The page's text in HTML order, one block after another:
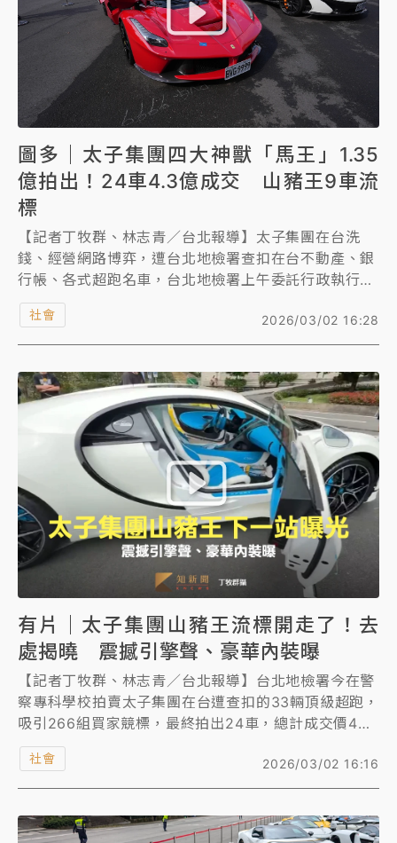
清洗後匯入台灣，購買名車、精品及豪宅，並支應集團
圖多｜太子集團四大神獸「馬王」1.35
億拍出！24車4.3億成交 山豬王9車流
標
【記者丁牧群、林志青／台北報導】太子集團在台洗
錢、經營網路博弈，遭台北地檢署查扣在台不動產、銀
行帳、各式超跑名車，台北地檢署上午委託行政執行署
台北分署，在警察專科學校拍賣BUGATTI山豬王等33
輛豪車，吸引逾200買家競標，其中「四大神獸」之一
的「蛙王」保時捷918 SPYDER以5600萬元拍出；
達人謝瑞益；Bugatti山豬王Chiron sport起標價
9500萬，但最終流標。
今天拍賣共計拍出24車，共計進帳4億3662萬元，其
餘9輛流標。
2026/03/02 16:28
社會
有片｜太子集團山豬王流標開走了！去
處揭曉 震撼引擎聲、豪華內裝曝
【記者丁牧群、林志青／台北報導】台北地檢署今在警
察專科學校拍賣太子集團在台遭查扣的33輛頂級超跑，
吸引266組買家競標，最終拍出24車，總計成交價4億
3662萬元，價值1.5億元的Bugatti山豬王Chiron
sport、限量款法拉利MONZA SP2、麥拉倫P1等9車
則流標。台北地檢署表示，今天未拍定的9車將存放在
賣。山豬王等9車於拍賣結束後，由專人發動開上運輸
2026/03/02 16:16
社會